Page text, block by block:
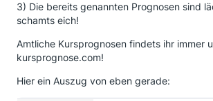
3) Die bereits genannten Prognosen sind
schamts eich!
Amtliche Kursprognosen findets ihr immer
kursprognose.com!
Hier ein Auszug von eben gerade: